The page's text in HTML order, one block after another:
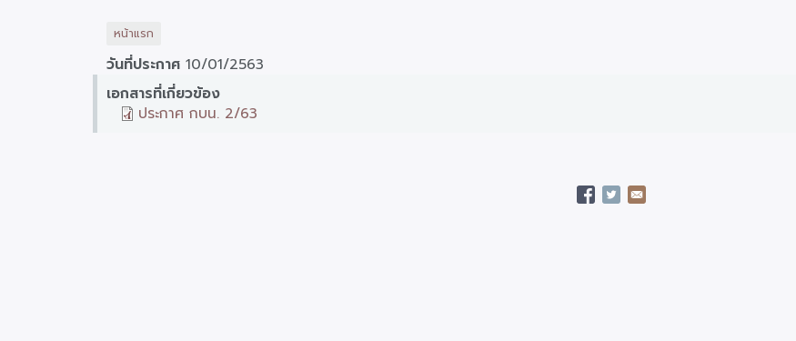
เพลิง
หน้าแรก
วันที่ประกาศ 10/01/2563
เอกสารที่เกี่ยวข้อง
ประกาศ กบน. 2/63